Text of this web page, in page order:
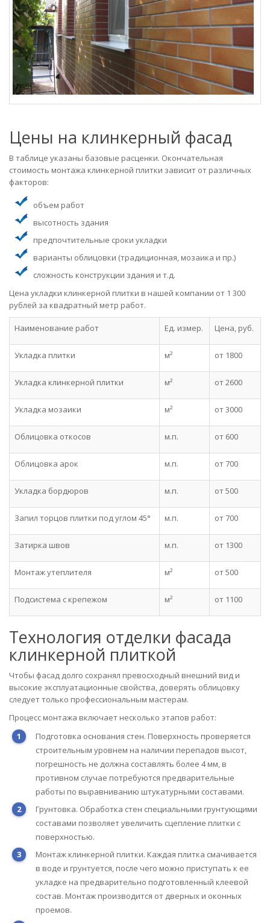
Цены на клинкерный фасад
В таблице указаны базовые расценки. Окончательная
стоимость монтажа клинкерной плитки зависит от различных
факторов:
объем работ
высотность здания
предпочтительные сроки укладки
варианты облицовки (традиционная, мозаика и пр.)
сложность конструкции здания и т.д.
Цена укладки клинкерной плитки в нашей компании от 1 300
рублей за квадратный метр работ.
Наименование работ Ед. измер. Цена, руб.
Укладка плитки м² от 1800
Укладка клинкерной плитки м² от 2600
Укладка мозаики м² от 3000
Облицовка откосов м.п. от 600
Облицовка арок м.п. от 700
Укладка бордюров м.п. от 500
Запил торцов плитки под углом 45° м.п. от 700
Затирка швов м.п. от 1300
Монтаж утеплителя м² от 500
Подсистема с крепежом м² от 1100
Технология отделки фасада
клинкерной плиткой
Чтобы фасад долго сохранял превосходный внешний вид и
высокие эксплуатационные свойства, доверять облицовку
следует только профессиональным мастерам.
Процесс монтажа включает несколько этапов работ:
Подготовка основания стен. Поверхность проверяется
строительным уровнем на наличии перепадов высот,
погрешность не должна составлять более 4 мм, в
противном случае потребуются предварительные
работы по выравниванию штукатурными составами.
Грунтовка. Обработка стен специальными грунтующими
составами позволяет увеличить сцепление плитки с
поверхностью.
Монтаж клинкерной плитки. Каждая плитка смачивается
в воде и грунтуется, после чего можно приступать к ее
укладке на предварительно подготовленный клеевой
состав. Монтаж производится от дверных и оконных
проемов.